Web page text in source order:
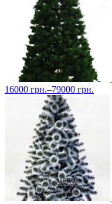
16000 грн.–79000 грн.